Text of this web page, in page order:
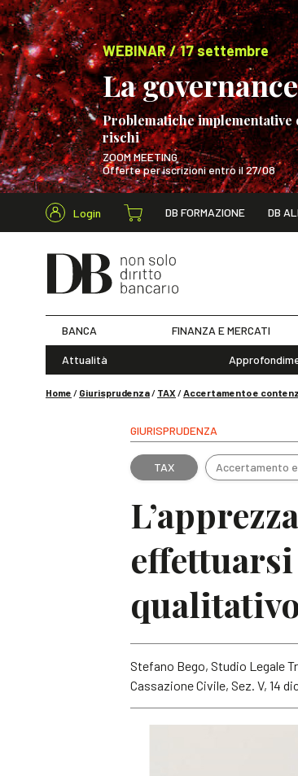
WEBINAR / 17 settembre
La
Problematiche
rischi
ZOOM MEETING
Offerte per iscrizioni entro il 27/08
Login DB FORMAZIONE DB
BANCA FINANZA E MERCATI
Attualità
Home / Giurisprudenza/ TAX /Accertamento e
GIURISPRUDENZA
TAX Accertamento
Stefano Bego, Studio Legale
Cassazione Civile, Sez. V, 14